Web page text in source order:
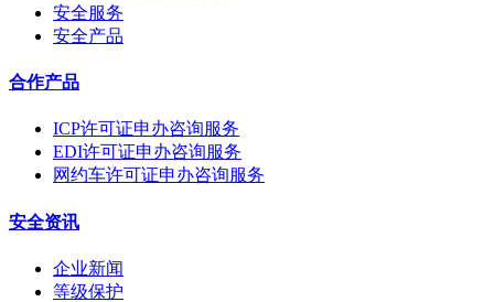
安全服务
安全产品
合作产品
ICP许可证申办咨询服务
EDI许可证申办咨询服务
网约车许可证申办咨询服务
安全资讯
企业新闻
等级保护